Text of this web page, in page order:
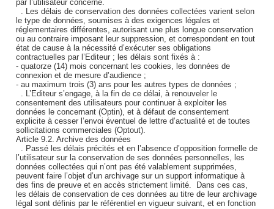
par l’utilisateur concerné.
. Les délais de conservation des données collectées varient selon
le type de données, soumises à des exigences légales et
réglementaires différentes, autorisant une plus longue conservation
ou au contraire imposant leur suppression, et correspondent en tout
état de cause à la nécessité d’exécuter ses obligations
contractuelles par l’Editeur ; les délais sont fixés à :
- quatorze (14) mois concernant les cookies, les données de
connexion et de mesure d’audience ;
- au maximum trois (3) ans pour les autres types de données ;
. L’Editeur s’engage, à la fin de ce délai, à renouveler le
consentement des utilisateurs pour continuer à exploiter les
données le concernant (Optin), et à défaut de consentement
explicite à cesser l’envoi éventuel de lettre d’actualité et de toutes
sollicitations commerciales (Optout).
Article 9.2. Archive des données
. Passé les délais précités et en l’absence d’opposition formelle de
l’utilisateur sur la conservation de ses données personnelles, les
données collectées qui n’ont pas été valablement supprimées,
peuvent faire l’objet d’un archivage sur un support informatique à
des fins de preuve et en accès strictement limité. Dans ces cas,
les délais de conservation de ces données au titre de leur archivage
légal sont définis par le référentiel en vigueur suivant, et en fonction